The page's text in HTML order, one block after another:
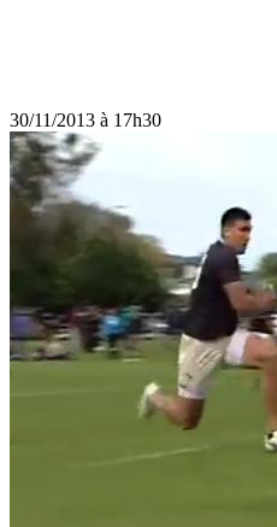
30/11/2013 à 17h30